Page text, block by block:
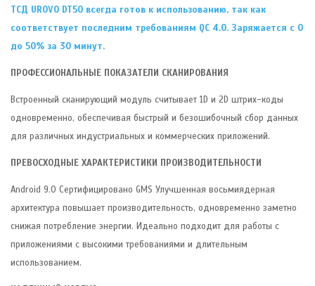
ТСД UROVO DT50 всегда готов к использованию, так как
соответствует последним требованиям QC 4.0. Заряжается с 0
до 50% за 30 минут.
ПРОФЕССИОНАЛЬНЫЕ ПОКАЗАТЕЛИ СКАНИРОВАНИЯ
Встроенный сканирующий модуль считывает 1D и 2D штрих-коды
одновременно, обеспечивая быстрый и безошибочный сбор данных
для различных индустриальных и коммерческих приложений.
ПРЕВОСХОДНЫЕ ХАРАКТЕРИСТИКИ ПРОИЗВОДИТЕЛЬНОСТИ
Android 9.0 Сертифицировано GMS Улучшенная восьмиядерная
архитектура повышает производительность, одновременно заметно
снижая потребление энергии. Идеально подходит для работы с
приложениями с высокими требованиями и длительным
использованием.